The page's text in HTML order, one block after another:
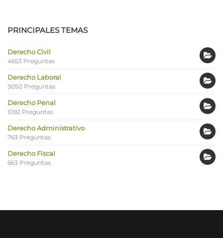
PRINCIPALES TEMAS
Derecho Civil
4653 Preguntas
Derecho Laboral
3050 Preguntas
Derecho Penal
1092 Preguntas
Derecho Administrativo
763 Preguntas
Derecho Fiscal
663 Preguntas